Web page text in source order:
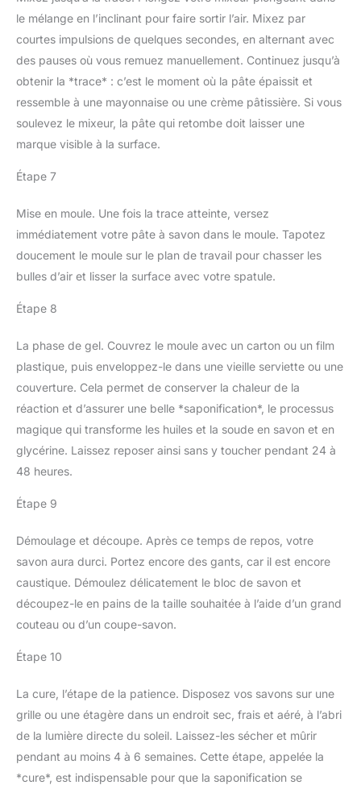
le mélange en l’inclinant pour faire sortir l’air. Mixez par
courtes impulsions de quelques secondes, en alternant avec
des pauses où vous remuez manuellement. Continuez jusqu’à
obtenir la *trace* : c’est le moment où la pâte épaissit et
ressemble à une mayonnaise ou une crème pâtissière. Si vous
soulevez le mixeur, la pâte qui retombe doit laisser une
marque visible à la surface.
Étape 7
Mise en moule. Une fois la trace atteinte, versez
immédiatement votre pâte à savon dans le moule. Tapotez
doucement le moule sur le plan de travail pour chasser les
bulles d’air et lisser la surface avec votre spatule.
Étape 8
La phase de gel. Couvrez le moule avec un carton ou un film
plastique, puis enveloppez-le dans une vieille serviette ou une
couverture. Cela permet de conserver la chaleur de la
réaction et d’assurer une belle *saponification*, le processus
magique qui transforme les huiles et la soude en savon et en
glycérine. Laissez reposer ainsi sans y toucher pendant 24 à
48 heures.
Étape 9
Démoulage et découpe. Après ce temps de repos, votre
savon aura durci. Portez encore des gants, car il est encore
caustique. Démoulez délicatement le bloc de savon et
découpez-le en pains de la taille souhaitée à l’aide d’un grand
couteau ou d’un coupe-savon.
Étape 10
La cure, l’étape de la patience. Disposez vos savons sur une
grille ou une étagère dans un endroit sec, frais et aéré, à l’abri
de la lumière directe du soleil. Laissez-les sécher et mûrir
pendant au moins 4 à 6 semaines. Cette étape, appelée la
*cure*, est indispensable pour que la saponification se